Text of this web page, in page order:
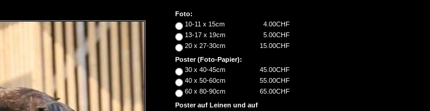
Foto:
10-11 x 15cm
4.00CHF
13-17 x 19cm
5.00CHF
20 x 27-30cm
15.00CHF
Poster (Foto-Papier):
30 x 40-45cm
45.00CHF
40 x 50-60cm
55.00CHF
60 x 80-90cm
65.00CHF
Poster auf Leinen und auf